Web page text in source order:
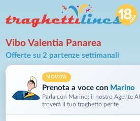
Vibo Valentia Panarea
Offerte su 2 partenze settimanali
NOVITÀ
Prenota a voce con Marino
Parla con Marino: il nostro Agente AI
troverà il tuo traghetto per te